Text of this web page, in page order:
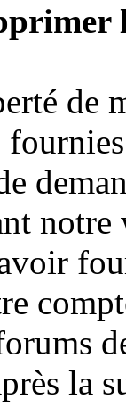
de
notre
la